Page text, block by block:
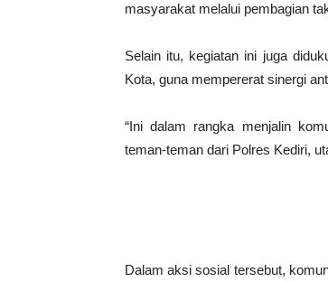
masyarakat melalui pembagian
Selain itu, kegiatan ini juga
Kota, guna mempererat sinergi
“Ini dalam rangka menjalin
teman-teman dari Polres Kediri,
Dalam aksi sosial tersebut,